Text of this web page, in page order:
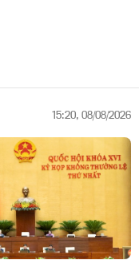
15:20, 08/08/2026